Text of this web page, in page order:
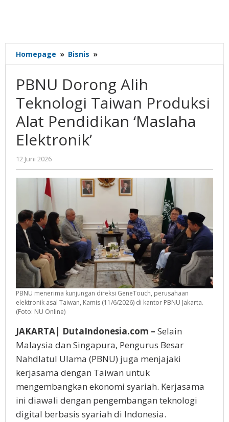
Homepage » Bisnis »
Dorong
Teknologi
Taiwan
Produksi
Alat
Pendidikan
PBNU Dorong Alih
Teknologi Taiwan Produksi
Alat Pendidikan ‘Maslaha
Elektronik’
12 Juni 2026
Gatot
Susanto
PBNU menerima kunjungan direksi GeneTouch, perusahaan
elektronik asal Taiwan, Kamis (11/6/2026) di kantor PBNU Jakarta.
(Foto: NU Online)
JAKARTA| DutaIndonesia.com – Selain
Malaysia dan Singapura, Pengurus Besar
Nahdlatul Ulama (PBNU) juga menjajaki
kerjasama dengan Taiwan untuk
mengembangkan ekonomi syariah. Kerjasama
ini diawali dengan pengembangan teknologi
digital berbasis syariah di Indonesia.